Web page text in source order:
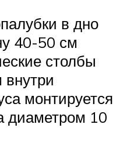
в дно
40-50 см
столбы
внутри
монтируется
диаметром 10